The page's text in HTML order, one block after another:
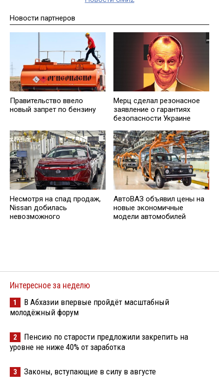
Новости партнеров
Правительство ввело
новый запрет по бензину
Мерц сделал резонасное
заявление о гарантиях
безопасности Украине
Несмотря на спад продаж,
Nissan добилась
невозможного
АвтоВАЗ объявил цены на
новые экономичные
модели автомобилей
Интересное за неделю
1
В Абхазии впервые пройдёт масштабный
молодёжный форум
2
Пенсию по старости предложили закрепить на
уровне не ниже 40% от заработка
3 Законы, вступающие в силу в августе